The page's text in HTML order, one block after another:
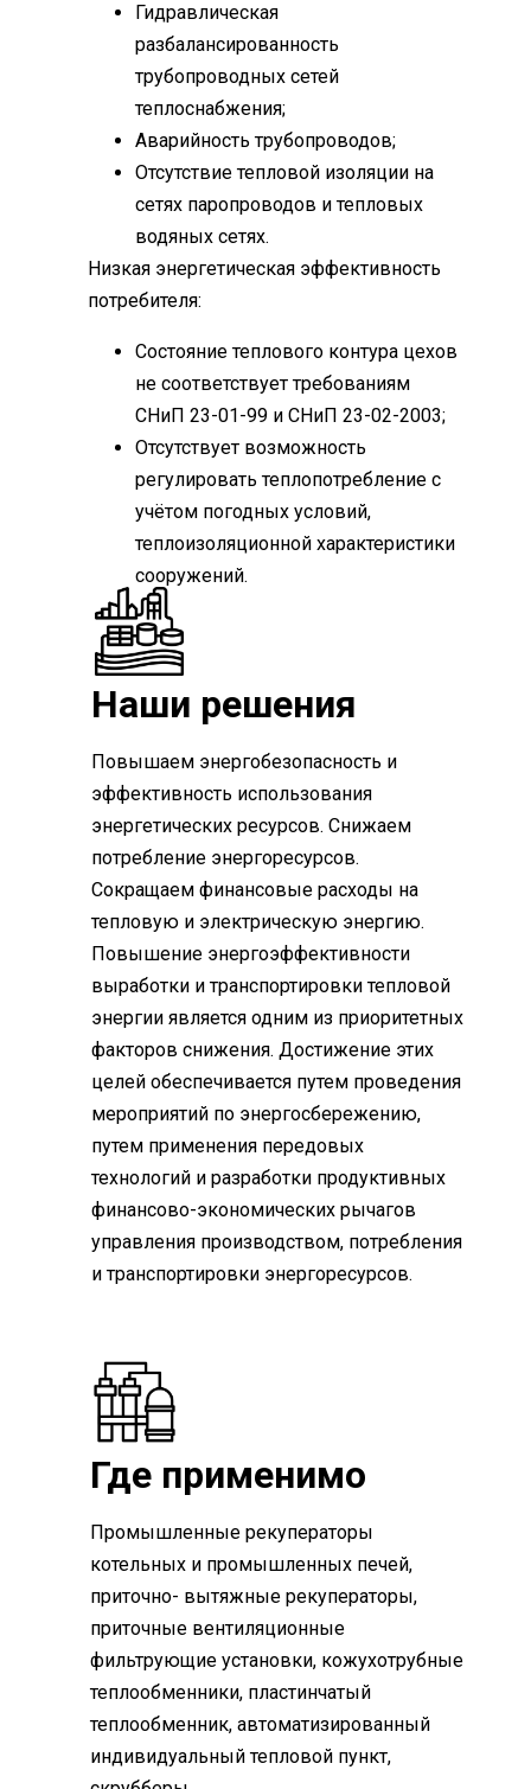
Гидравлическая
разбалансированность
трубопроводных сетей
теплоснабжения;
Аварийность трубопроводов;
Отсутствие тепловой изоляции на
сетях паропроводов и тепловых
водяных сетях.
Низкая энергетическая эффективность
потребителя:
Состояние теплового контура цехов
не соответствует требованиям
СНиП 23-01-99 и СНиП 23-02-2003;
Отсутствует возможность
регулировать теплопотребление с
учётом погодных условий,
теплоизоляционной характеристики
сооружений.
Наши решения
Повышаем энергобезопасность и
эффективность использования
энергетических ресурсов. Снижаем
потребление энергоресурсов.
Сокращаем финансовые расходы на
тепловую и электрическую энергию.
Повышение энергоэффективности
выработки и транспортировки тепловой
энергии является одним из приоритетных
факторов снижения. Достижение этих
целей обеспечивается путем проведения
мероприятий по энергосбережению,
путем применения передовых
технологий и разработки продуктивных
финансово-экономических рычагов
управления производством, потребления
и транспортировки энергоресурсов.
Где применимо
Промышленные рекуператоры
котельных и промышленных печей,
приточно- вытяжные рекуператоры,
приточные вентиляционные
фильтрующие установки, кожухотрубные
теплообменники, пластинчатый
теплообменник, автоматизированный
индивидуальный тепловой пункт,